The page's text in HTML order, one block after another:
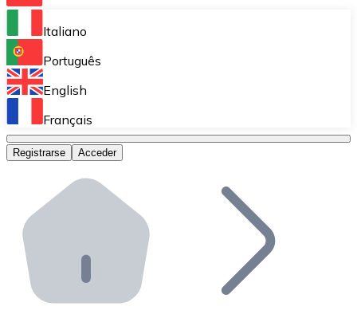
Bitnovo Ramp
Integra nuestra solución en tu plataforma.
Bitnovo Giftcards
Bitnovo OTC
Bitnovo ATM
Integra un ATM Bitnovo en tu negocio y permite que
Bitnovo API
Integra nuestra API en tu ecosistema.
Italiano
Português
English
Français
Registrarse Acceder